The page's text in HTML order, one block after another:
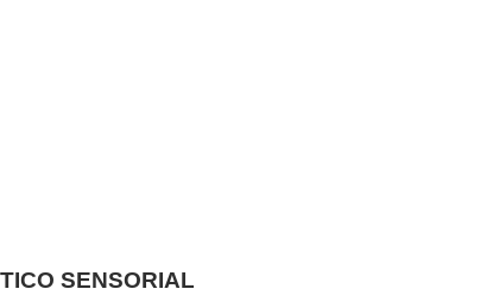
SENSORIAL